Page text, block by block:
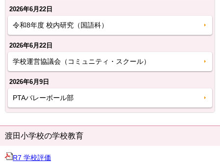
2026年6月22日
令和8年度 校内研究（国語科）
2026年6月22日
学校運営協議会（コミュニティ・スクール）
2026年6月9日
PTAバレーボール部
渡田小学校の学校教育
R7 学校評価